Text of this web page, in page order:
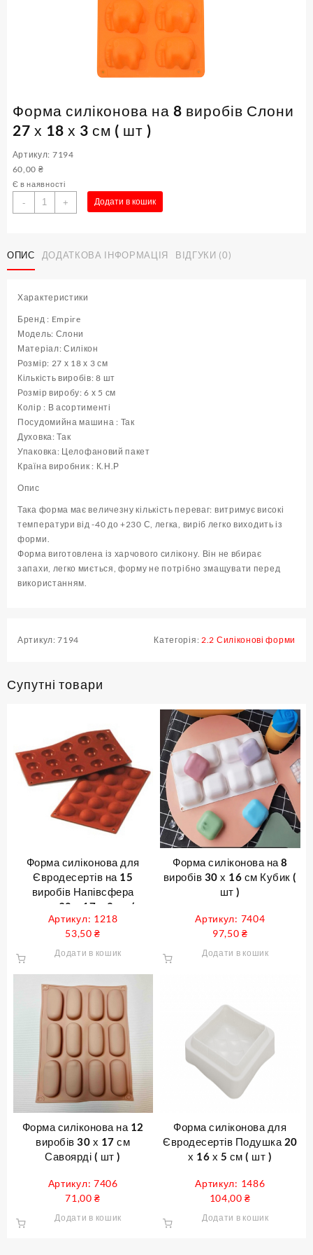
Форма силіконова на 8 виробів Слони
27 х 18 х 3 см ( шт )
Артикул: 7194
60,00 ₴
Є в наявності
-
Форма
силіконова
виробів
Слони
х
18
х
3
см
(
шт
)
кількість
+ Додати в кошик
ОПИС ДОДАТКОВА ІНФОРМАЦІЯ ВІДГУКИ (0)
Характеристики
Бренд : Empire
Модель: Слони
Матеріал: Силікон
Розмір: 27 х 18 х 3 см
Кількість виробів: 8 шт
Розмір виробу: 6 х 5 см
Колір : В асортименті
Посудомийна машина : Так
Духовка: Так
Упаковка: Целофановий пакет
Країна виробник : К.Н.Р
Опис
Така форма має величезну кількість переваг: витримує високі
температури від -40 до +230 С, легка, виріб легко виходить із
форми.
Форма виготовлена ​​із харчового силікону. Він не вбирає
запахи, легко миється, форму не потрібно змащувати перед
використанням.
Артикул:7194 Категорія: 2.2 Силіконові форми
Супутні товари
Форма силіконова для
Євродесертів на 15
виробів Напівсфера
середня 30 х 17 х 2 см ( шт
)
Артикул: 1218
53,50₴
Додати в кошик
Форма силіконова на 8
виробів 30 х 16 см Кубик (
шт )
Артикул: 7404
97,50₴
Додати в кошик
Форма силіконова на 12
виробів 30 х 17 см
Савоярді ( шт )
Артикул: 7406
71,00₴
Додати в кошик
Форма силіконова для
Євродесертів Подушка 20
х 16 х 5 см ( шт )
Артикул: 1486
104,00₴
Додати в кошик